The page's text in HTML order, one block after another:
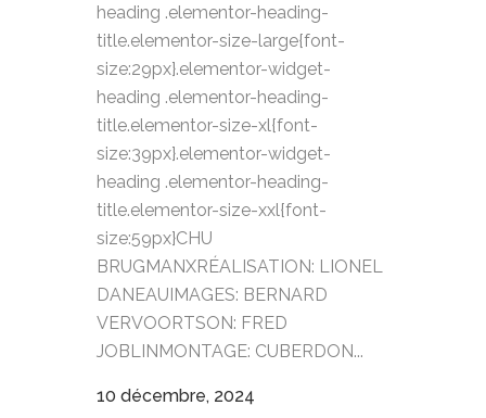
heading .elementor-heading-
title.elementor-size-large{font-
size:29px}.elementor-widget-
heading .elementor-heading-
title.elementor-size-xl{font-
size:39px}.elementor-widget-
heading .elementor-heading-
title.elementor-size-xxl{font-
size:59px}CHU
BRUGMANXRÉALISATION: LIONEL
DANEAUIMAGES: BERNARD
VERVOORTSON: FRED
JOBLINMONTAGE: CUBERDON...
10 décembre, 2024